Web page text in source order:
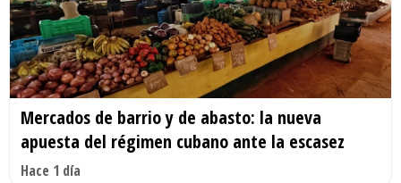
Mercados de barrio y de abasto: la nueva
apuesta del régimen cubano ante la escasez
Hace 1 día